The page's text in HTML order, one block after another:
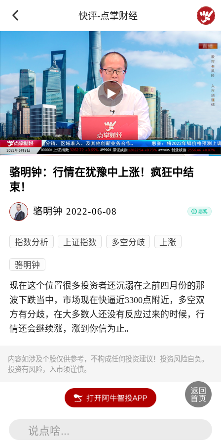
快评-点掌财经
骆明钟：行情在犹豫中上涨！疯狂中结
束！
骆明钟 2022-06-08
指数分析 上证指数 多空分歧
上涨
骆明钟
现在这个位置很多投资者还沉溺在之前四月份的那
波下跌当中，市场现在快逼近3300点附近，多空双
方有分歧，在大多数人还没有反应过来的时候，行
情还会继续涨，涨到你信为止。
内容如涉及个股仅供参考，不构成任何投资建议！投资风险自负。
投资有风险，入市须谨慎。
说点啥...